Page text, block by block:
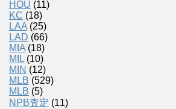
HOU (11)
KC (18)
LAA(25)
LAD (66)
MIA(18)
MIL(10)
MIN (12)
MLB (529)
MLB (5)
NPB査定 (11)